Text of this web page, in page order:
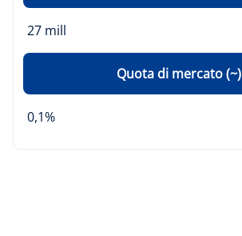
27 mill
Quota di mercato (~)
0,1%